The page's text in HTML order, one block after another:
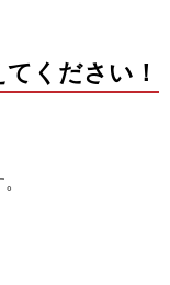
ください！